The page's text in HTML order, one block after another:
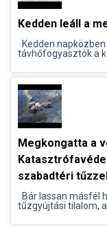
Kedden leáll a
Kedden
távhőfogyasztók a
Megkongatta a
szabadtéri
Bár lassan másfél
tűzgyújtási tilalom, a